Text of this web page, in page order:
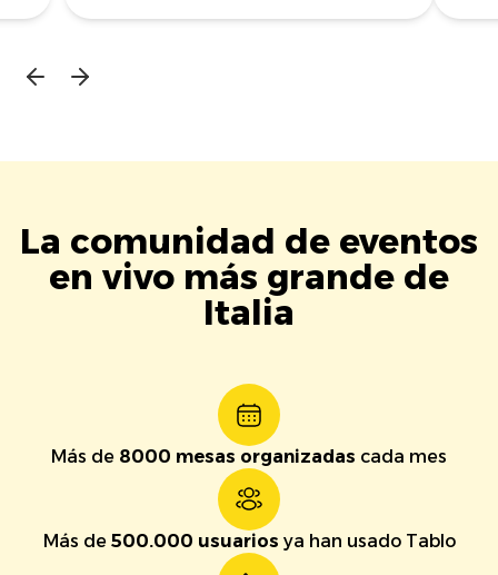
La comunidad de eventos
en vivo más grande de
Italia
Más de 8000 mesas organizadas cada mes
Más de 500.000 usuarios ya han usado Tablo